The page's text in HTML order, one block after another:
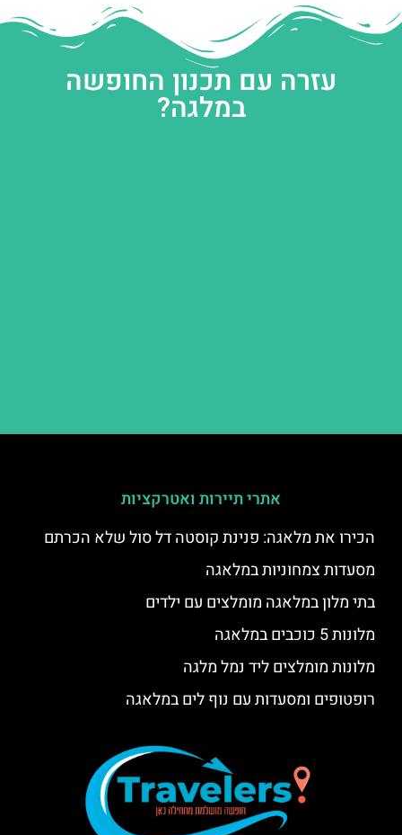
עזרה עם תכנון החופשה
במלגה?
אתרי תיירות ואטרקציות
הכירו את מלאגה: פנינת קוסטה דל סול שלא הכרתם
מסעדות צמחוניות במלאגה
בתי מלון במלאגה מומלצים עם ילדים
מלונות 5 כוכבים במלאגה
מלונות מומלצים ליד נמל מלגה
רופטופים ומסעדות עם נוף לים במלאגה